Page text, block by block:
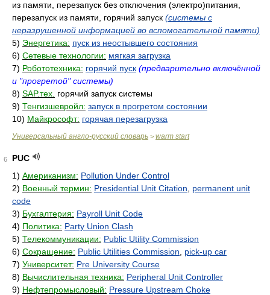
из памяти, перезапуск без отключения (электро)питания,
перезапуск из памяти, горячий запуск (системы с
неразрушенной информацией во вспомогательной памяти)
5) Энергетика: пуск из неостывшего состояния
6) Сетевые технологии: мягкая загрузка
7) Робототехника: горячий пуск (предварительно включённой
и "прогретой" системы)
8) SAP.тех. горячий запуск системы
9) Тенгизшевройл: запуск в прогретом состоянии
10) Майкрософт: горячая перезагрузка
Универсальный англо-русский словарь > warm start
6
PUC
1) Американизм: Pollution Under Control
2) Военный термин: Presidential Unit Citation
permanent unit
code
3) Бухгалтерия: Payroll Unit Code
4) Политика: Party Union Clash
5) Телекоммуникации: Public Utility Commission
6) Сокращение: Public Utilities Commission
pick-up car
7) Университет: Pre University Course
8) Вычислительная техника: Peripheral Unit Controller
9) Нефтепромысловый: Pressure Upstream Choke